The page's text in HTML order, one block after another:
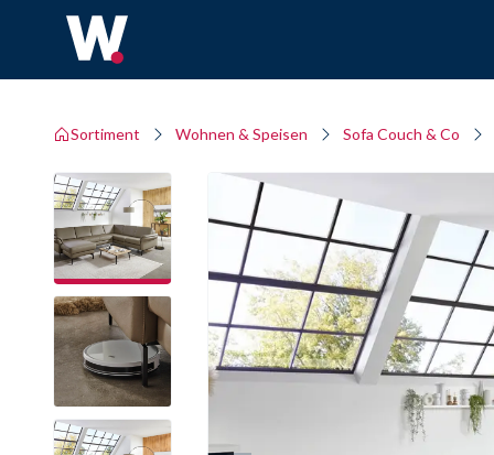
Sortiment Wohnen & Speisen Sofa Couch & Co